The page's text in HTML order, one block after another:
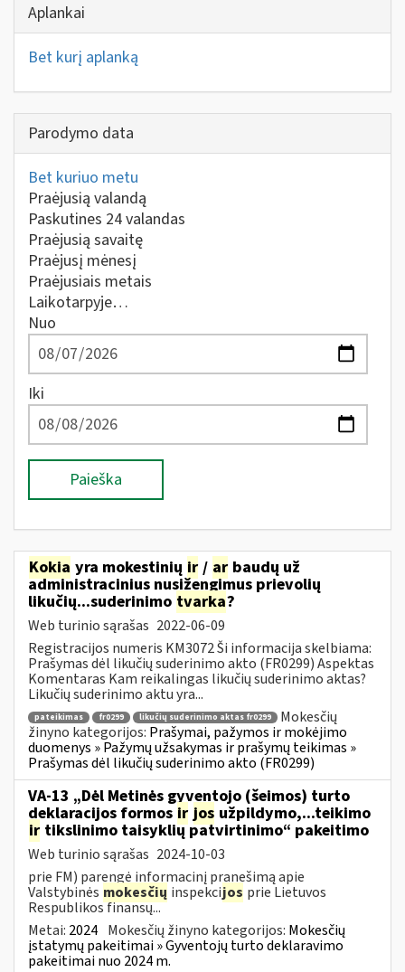
Aplankai
Bet kurį aplanką
Parodymo data
Bet kuriuo metu
Praėjusią valandą
Paskutines 24 valandas
Praėjusią savaitę
Praėjusį mėnesį
Praėjusiais metais
Laikotarpyje…
Nuo
Iki
Paieška
Kokia yra mokestinių ir / ar baudų už
administracinius nusižengimus prievolių
likučių...suderinimo tvarka?
Web turinio sąrašas 2022-06-09
Registracijos numeris KM3072 Ši informacija skelbiama:
Prašymas dėl likučių suderinimo akto (FR0299) Aspektas
Komentaras Kam reikalingas likučių suderinimo aktas?
Likučių suderinimo aktu yra...
pateikimas fr0299 likučių suderinimo aktas fr0299
Mokesčių
žinyno kategorijos: Prašymai, pažymos ir mokėjimo
duomenys » Pažymų užsakymas ir prašymų teikimas »
Prašymas dėl likučių suderinimo akto (FR0299)
VA-13 „Dėl Metinės gyventojo (šeimos) turto
deklaracijos formos ir jos užpildymo,...teikimo
ir tikslinimo taisyklių patvirtinimo“ pakeitimo
Web turinio sąrašas 2024-10-03
prie FM) parengė informacinį pranešimą apie
Valstybinės mokesčių inspekcijos prie Lietuvos
Respublikos finansų...
Metai: 2024 Mokesčių žinyno kategorijos: Mokesčių
įstatymų pakeitimai » Gyventojų turto deklaravimo
pakeitimai nuo 2024 m.